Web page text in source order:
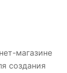
магазине
создания